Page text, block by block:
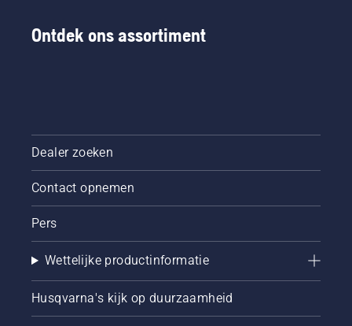
Ontdek ons assortiment
Dealer zoeken
Contact opnemen
Pers
Wettelijke productinformatie
Husqvarna's kijk op duurzaamheid